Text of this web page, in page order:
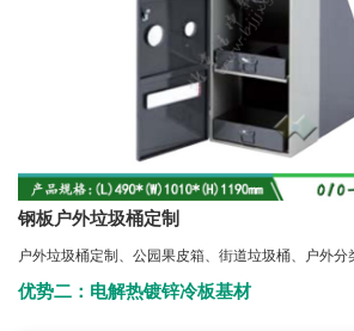
钢板户外垃圾桶定制
户外垃圾桶定制、公园果皮箱、街道垃圾桶、户外分
优势二：电解热镀锌冷板基材